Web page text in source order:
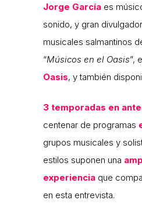
Jorge García es
sonido, y gran
musicales salmantinos
“Músicos en el Oasis”,
Oasis, y también
3 temporadas en
centenar de programas
grupos musicales y
estilos suponen una
experiencia que
en esta entrevista.